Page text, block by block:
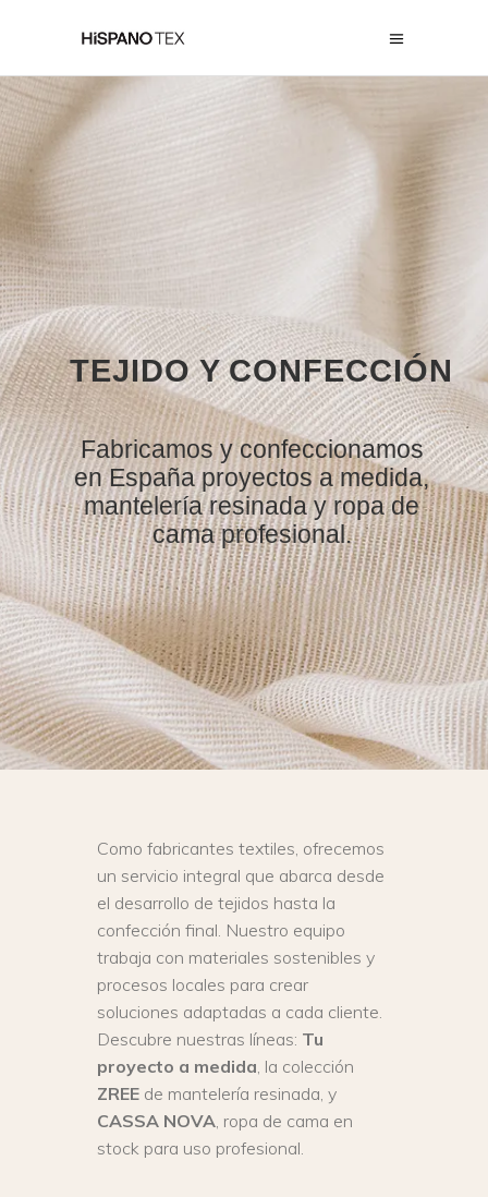
TEJIDO Y CONFECCIÓN
Fabricamos y confeccionamos
en España proyectos a medida,
mantelería resinada y ropa de
cama profesional.
Como fabricantes textiles, ofrecemos
un servicio integral que abarca desde
el desarrollo de tejidos hasta la
confección final. Nuestro equipo
trabaja con materiales sostenibles y
procesos locales para crear
soluciones adaptadas a cada cliente.
Descubre nuestras líneas: Tu
proyecto a medida, la colección
ZREE de mantelería resinada, y
CASSA NOVA, ropa de cama en
stock para uso profesional.